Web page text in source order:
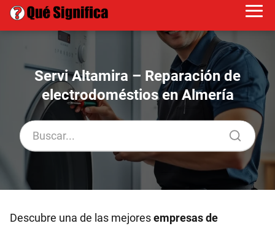
Servi Altamira – Reparación de
electrodoméstios en Almería
Descubre una de las mejoresempresas de